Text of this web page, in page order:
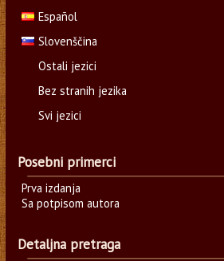
Español
Slovenščina
Ostali jezici
Bez stranih jezika
Svi jezici
Posebni primerci
Prva izdanja
Sa potpisom autora
Detaljna pretraga